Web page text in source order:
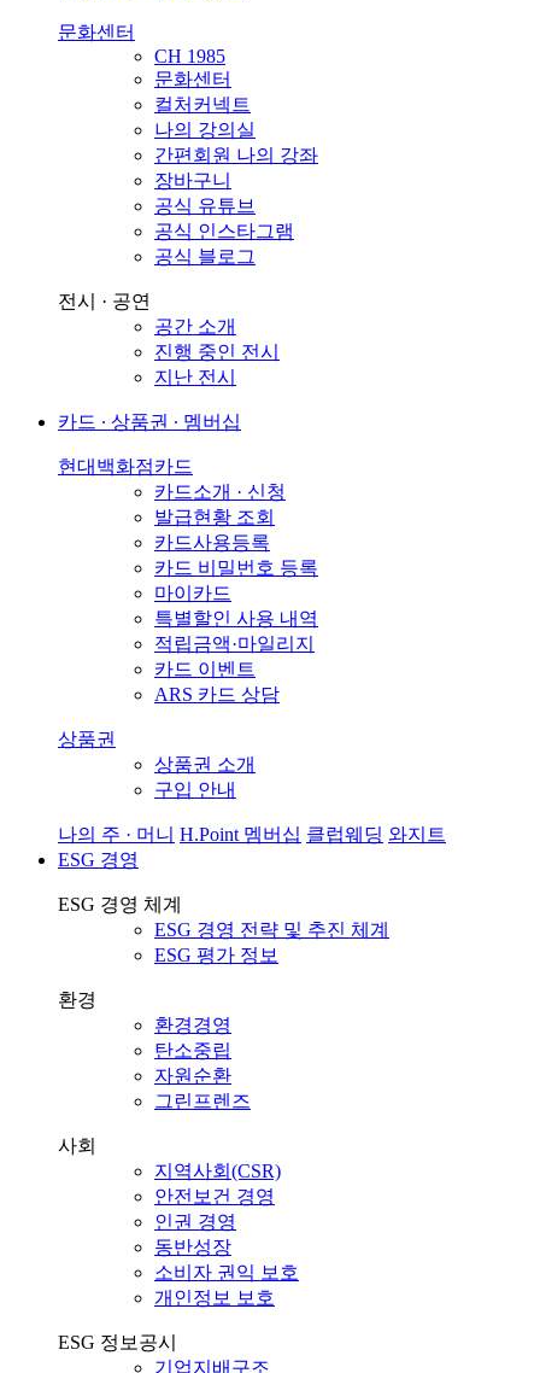
문화센터
CH 1985
문화센터
컬처커넥트
나의 강의실
간편회원 나의 강좌
장바구니
공식 유튜브
공식 인스타그램
공식 블로그
전시 · 공연
공간 소개
진행 중인 전시
지난 전시
카드 ∙ 상품권 ∙ 멤버십
현대백화점카드
카드소개 · 신청
발급현황 조회
카드사용등록
카드 비밀번호 등록
마이카드
특별할인 사용 내역
적립금액·마일리지
카드 이벤트
ARS 카드 상담
상품권
상품권 소개
구입 안내
나의 주 · 머니 H.Point 멤버십 클럽웨딩 와지트
ESG 경영
ESG 경영 체계
ESG 경영 전략 및 추진 체계
ESG 평가 정보
환경
환경경영
탄소중립
자원순환
그린프렌즈
사회
지역사회(CSR)
안전보건 경영
인권 경영
동반성장
소비자 권익 보호
개인정보 보호
ESG 정보공시
기업지배구조